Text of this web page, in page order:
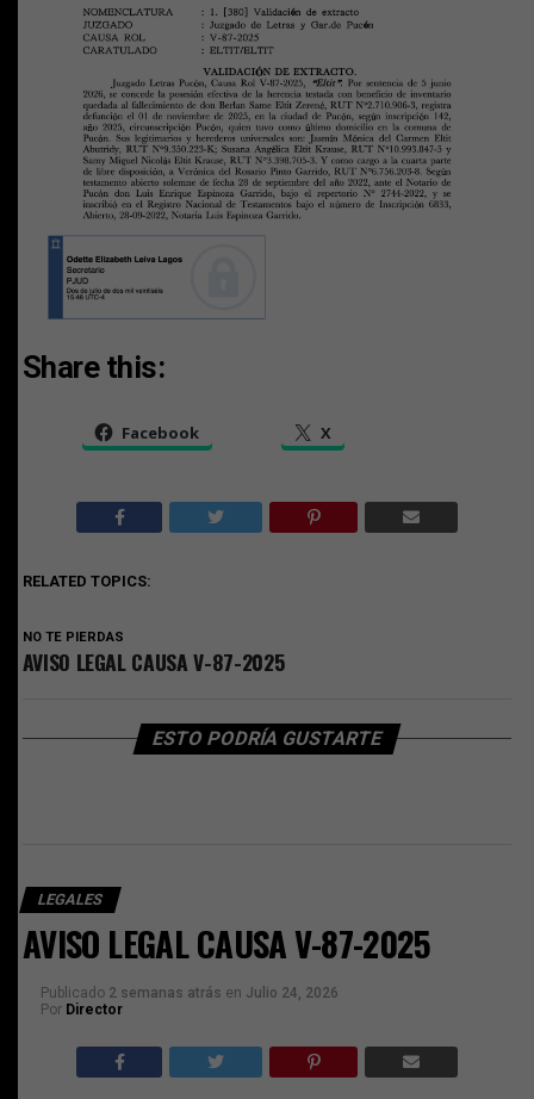
Share this:
Facebook X
RELATED TOPICS:
NO TE PIERDAS
AVISO LEGAL CAUSA V-87-2025
ESTO PODRÍA GUSTARTE
LEGALES
AVISO LEGAL CAUSA V-87-2025
Publicado 2 semanas atrás en Julio 24, 2026
Por Director